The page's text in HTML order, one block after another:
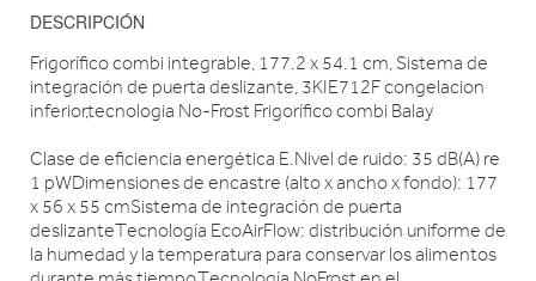
DESCRIPCIÓN
Frigorífico combi integrable, 177.2 x 54.1 cm, Sistema de
integración de puerta deslizante, 3KIE712F congelacion
inferior,tecnologia No-Frost Frigorífico combi Balay
Clase de eficiencia energética E.Nivel de ruido: 35 dB(A) re
1 pWDimensiones de encastre (alto x ancho x fondo): 177
x 56 x 55 cmSistema de integración de puerta
deslizanteTecnología EcoAirFlow: distribución uniforme de
la humedad y la temperatura para conservar los alimentos